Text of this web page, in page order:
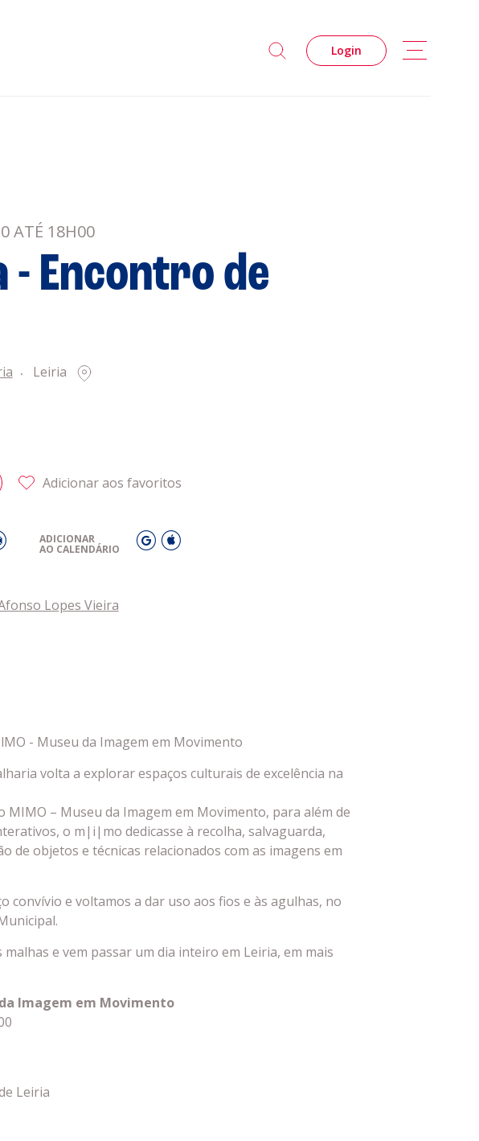
Login
ATÉ 18H00
- Encontro de
Leiria
Adicionar aos favoritos
ADICIONAR
AO CALENDÁRIO
Lopes Vieira
- Museu da Imagem em Movimento
volta a explorar espaços culturais de excelência na
MIMO – Museu da Imagem em Movimento, para além de
o m|i|mo dedicasse à recolha, salvaguarda,
de objetos e técnicas relacionados com as imagens em
convívio e voltamos a dar uso aos fios e às agulhas, no
e vem passar um dia inteiro em Leiria, em mais
Imagem em Movimento
Leiria